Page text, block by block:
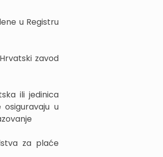
u Registru
zavod
ili jedinica
u
za plaće